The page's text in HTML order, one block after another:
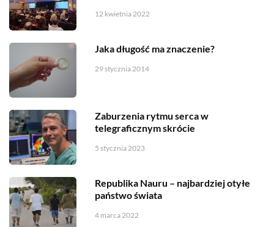
12 kwietnia 2022
Jaka długość ma znaczenie?
29 stycznia 2014
Zaburzenia rytmu serca w
telegraficznym skrócie
5 stycznia 2023
Republika Nauru – najbardziej otyłe
państwo świata
4 marca 2022